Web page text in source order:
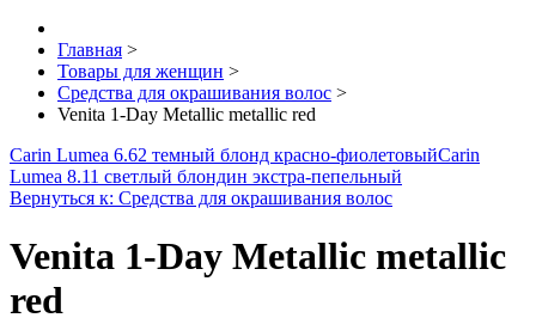
Главная >
Товары для женщин >
Средства для окрашивания волос >
Venita 1-Day Metallic metallic red
Carin Lumea 6.62 темный блонд красно-фиолетовыйCarin
Lumea 8.11 светлый блондин экстра-пепельный
Вернуться к: Средства для окрашивания волос
Venita 1-Day Metallic metallic
red